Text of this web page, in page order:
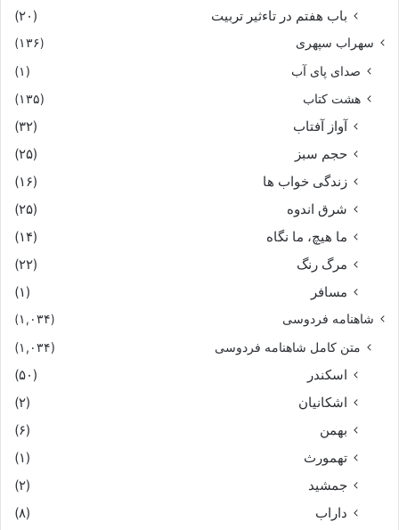
باب هفتم در تاءثیر تربیت
(۲۰)
سهراب سپهری (۱۳۶)
صدای پای آب
(۱)
هشت کتاب
(۱۳۵)
آواز آفتاب
(۳۲)
حجم سبز
(۲۵)
زندگی خواب ها
(۱۶)
شرق اندوه
(۲۵)
ما هیچ، ما نگاه
(۱۴)
مرگ رنگ
(۲۲)
مسافر
(۱)
شاهنامه فردوسی (۱,۰۳۴)
متن کامل شاهنامه فردوسی (۱,۰۳۴)
اسکندر
(۵۰)
اشکانیان
(۲)
بهمن
(۶)
تهمورث
(۱)
جمشید
(۲)
داراب
(۸)